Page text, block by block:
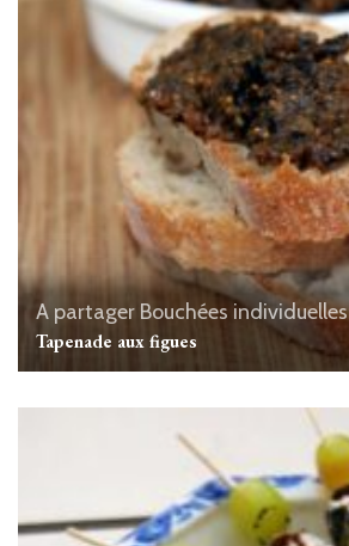
A partager Bouchées individuelles
Tapenade aux figues